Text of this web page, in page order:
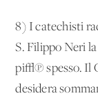
8) I catechisti
S. Filippo Neri
pi√π spesso. Il
desidera